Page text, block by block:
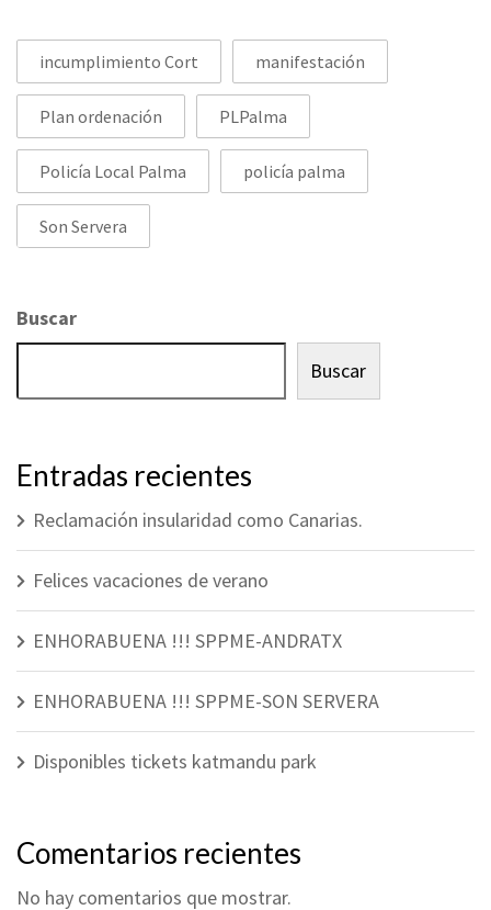
incumplimiento Cort manifestación
Plan ordenación PLPalma
Policía Local Palma policía palma
Son Servera
Buscar
Buscar
Entradas recientes
Reclamación insularidad como Canarias.
Felices vacaciones de verano
ENHORABUENA !!! SPPME-ANDRATX
ENHORABUENA !!! SPPME-SON SERVERA
Disponibles tickets katmandu park
Comentarios recientes
No hay comentarios que mostrar.